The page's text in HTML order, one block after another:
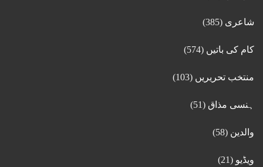
شاعری (385)
کام کی باتیں (574)
منتخب تحریریں (103)
ہنسی مذاق (51)
والدین (58)
ویڈیو (21)